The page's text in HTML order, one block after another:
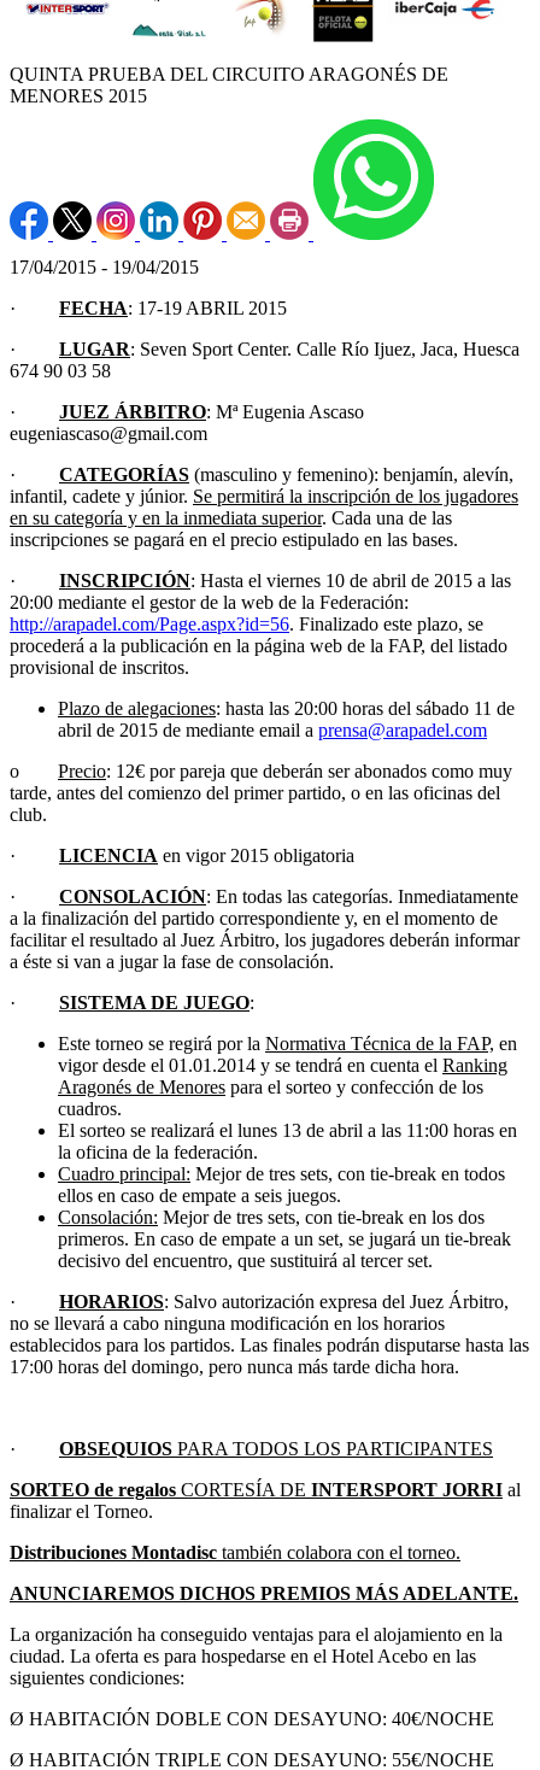
QUINTA PRUEBA DEL CIRCUITO ARAGONÉS DE
MENORES 2015
17/04/2015 - 19/04/2015
· FECHA: 17-19 ABRIL 2015
· LUGAR: Seven Sport Center. Calle Río Ijuez, Jaca, Huesca
674 90 03 58
· JUEZ ÁRBITRO: Mª Eugenia Ascaso
eugeniascaso@gmail.com
· CATEGORÍAS (masculino y femenino): benjamín, alevín,
infantil, cadete y júnior. Se permitirá la inscripción de los jugadores
en su categoría y en la inmediata superior. Cada una de las
inscripciones se pagará en el precio estipulado en las bases.
· INSCRIPCIÓN: Hasta el viernes 10 de abril de 2015 a las
20:00 mediante el gestor de la web de la Federación:
http://arapadel.com/Page.aspx?id=56. Finalizado este plazo, se
procederá a la publicación en la página web de la FAP, del listado
provisional de inscritos.
Plazo de alegaciones: hasta las 20:00 horas del sábado 11 de
abril de 2015 de mediante email a prensa@arapadel.com
o Precio: 12€ por pareja que deberán ser abonados como muy
tarde, antes del comienzo del primer partido, o en las oficinas del
club.
· LICENCIA en vigor 2015 obligatoria
· CONSOLACIÓN: En todas las categorías. Inmediatamente
a la finalización del partido correspondiente y, en el momento de
facilitar el resultado al Juez Árbitro, los jugadores deberán informar
a éste si van a jugar la fase de consolación.
· SISTEMA DE JUEGO:
Este torneo se regirá por la Normativa Técnica de la FAP, en
vigor desde el 01.01.2014 y se tendrá en cuenta el Ranking
Aragonés de Menores para el sorteo y confección de los
cuadros.
El sorteo se realizará el lunes 13 de abril a las 11:00 horas en
la oficina de la federación.
Cuadro principal: Mejor de tres sets, con tie-break en todos
ellos en caso de empate a seis juegos.
Consolación: Mejor de tres sets, con tie-break en los dos
primeros. En caso de empate a un set, se jugará un tie-break
decisivo del encuentro, que sustituirá al tercer set.
· HORARIOS: Salvo autorización expresa del Juez Árbitro,
no se llevará a cabo ninguna modificación en los horarios
establecidos para los partidos. Las finales podrán disputarse hasta las
17:00 horas del domingo, pero nunca más tarde dicha hora.
· OBSEQUIOS PARA TODOS LOS PARTICIPANTES
SORTEO de regalos CORTESÍA DE INTERSPORT JORRI al
finalizar el Torneo.
Distribuciones Montadisc también colabora con el torneo.
ANUNCIAREMOS DICHOS PREMIOS MÁS ADELANTE.
La organización ha conseguido ventajas para el alojamiento en la
ciudad. La oferta es para hospedarse en el Hotel Acebo en las
siguientes condiciones:
Ø HABITACIÓN DOBLE CON DESAYUNO: 40€/NOCHE
Ø HABITACIÓN TRIPLE CON DESAYUNO: 55€/NOCHE